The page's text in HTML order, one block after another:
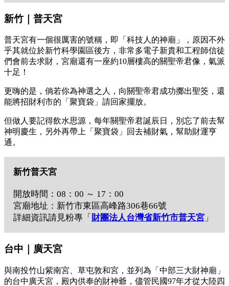
新竹｜普天宮
普天宮有一個很厲害的號稱，即「科技人的神廟」，原因不外
乎其就位於新竹科學園區後方，非常多電子新貴和工程師信徒
們會前去求財，宮廟還有一座約10層樓高的關聖帝君像，氣派
十足！
更嗨的是，倘若你為神選之人，向關聖帝君成功擲出聖筊，還
能將招財利市的「聚寶袋」請回家擺放。
但做人要記得飲水思源，每年關聖帝君誕辰日，別忘了前去幫
神明慶生，另外再帶上「聚寶袋」回去補財氣，幫助財運亨
通。
新竹普天宮
開放時間：08：00 ～ 17：00
宮廟地址：新竹市東區高峰路306巷66號
詳細資訊請見粉專「 財團法人台灣省新竹市普天宮 」
台中｜廣天宮
與南投竹山紫南宮、草屯敦和宮，並列為「中部三大財神廟」
的台中廣天宮，殿內供奉的財神爺，儘管民國97年才從大陸四